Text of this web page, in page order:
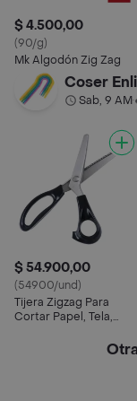
$ 4.500,00
(90/g)
Mk Algodón Zig Zag
Coser
Sab, 9 AM•
$ 54.900,00
(54900/und)
Tijera Zigzag Para
Cortar Papel, Tela,